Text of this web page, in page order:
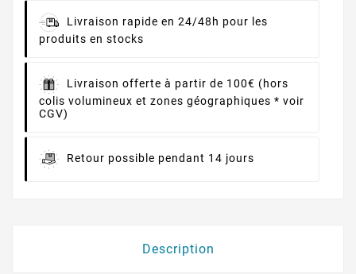
Livraison rapide en 24/48h pour les
produits en stocks
Livraison offerte à partir de 100€ (hors
colis volumineux et zones géographiques * voir
CGV)
Retour possible pendant 14 jours
Description